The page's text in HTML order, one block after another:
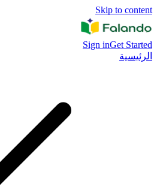
Skip to content
Sign inGet Started
الرئيسية